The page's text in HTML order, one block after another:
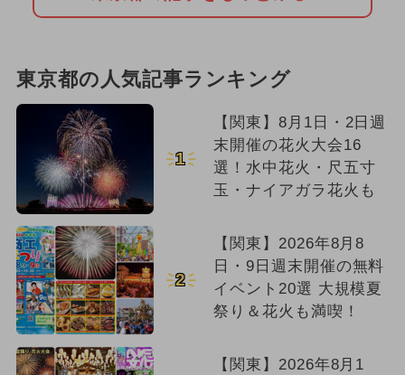
東京都の人気記事ランキング
1
【関東】8月1日・2日週
末開催の花火大会16
選！水中花火・尺五寸
玉・ナイアガラ花火も
2
【関東】2026年8月8
日・9日週末開催の無料
イベント20選 大規模夏
祭り＆花火も満喫！
【関東】2026年8月1